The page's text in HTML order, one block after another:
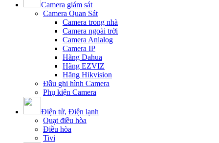
Camera giám sát
Camera Quan Sát
Camera trong nhà
Camera ngoài trời
Camera Anlalog
Camera IP
Hãng Dahua
Hãng EZVIZ
Hãng Hikvision
Đầu ghi hình Camera
Phụ kiện Camera
Điện tử, Điện lạnh
Quạt điều hòa
Điều hòa
Tivi